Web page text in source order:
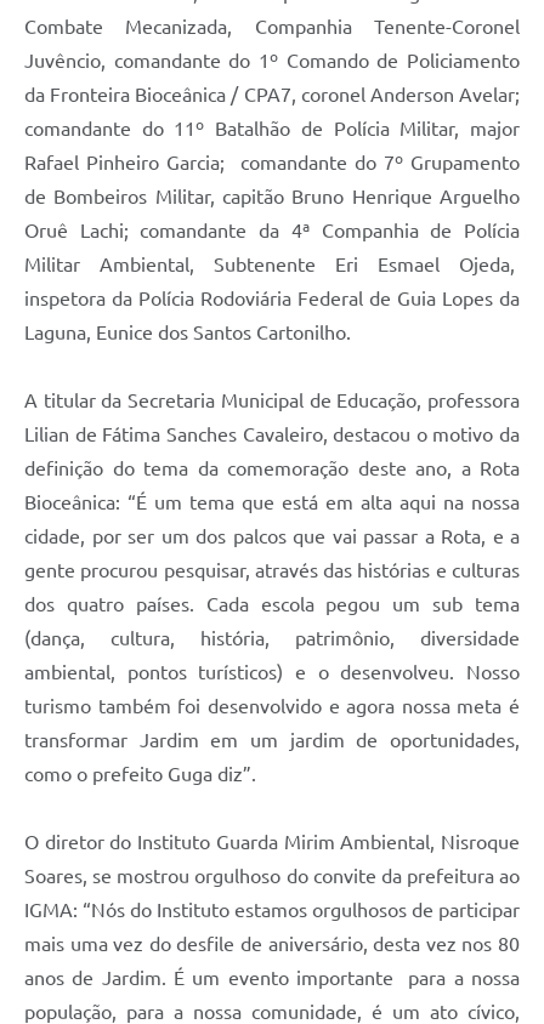
Combate Mecanizada, Companhia Tenente-Coronel
Juvêncio, comandante do 1º Comando de Policiamento
da Fronteira Bioceânica / CPA7, coronel Anderson Avelar;
comandante do 11º Batalhão de Polícia Militar, major
Rafael Pinheiro Garcia; comandante do 7º Grupamento
de Bombeiros Militar, capitão Bruno Henrique Arguelho
Oruê Lachi; comandante da 4ª Companhia de Polícia
Militar Ambiental, Subtenente Eri Esmael Ojeda,
inspetora da Polícia Rodoviária Federal de Guia Lopes da
Laguna, Eunice dos Santos Cartonilho.
A titular da Secretaria Municipal de Educação, professora
Lilian de Fátima Sanches Cavaleiro, destacou o motivo da
definição do tema da comemoração deste ano, a Rota
Bioceânica: “É um tema que está em alta aqui na nossa
cidade, por ser um dos palcos que vai passar a Rota, e a
gente procurou pesquisar, através das histórias e culturas
dos quatro países. Cada escola pegou um sub tema
(dança, cultura, história, patrimônio, diversidade
ambiental, pontos turísticos) e o desenvolveu. Nosso
turismo também foi desenvolvido e agora nossa meta é
transformar Jardim em um jardim de oportunidades,
como o prefeito Guga diz”.
O diretor do Instituto Guarda Mirim Ambiental, Nisroque
Soares, se mostrou orgulhoso do convite da prefeitura ao
IGMA: “Nós do Instituto estamos orgulhosos de participar
mais uma vez do desfile de aniversário, desta vez nos 80
anos de Jardim. É um evento importante para a nossa
população, para a nossa comunidade, é um ato cívico,